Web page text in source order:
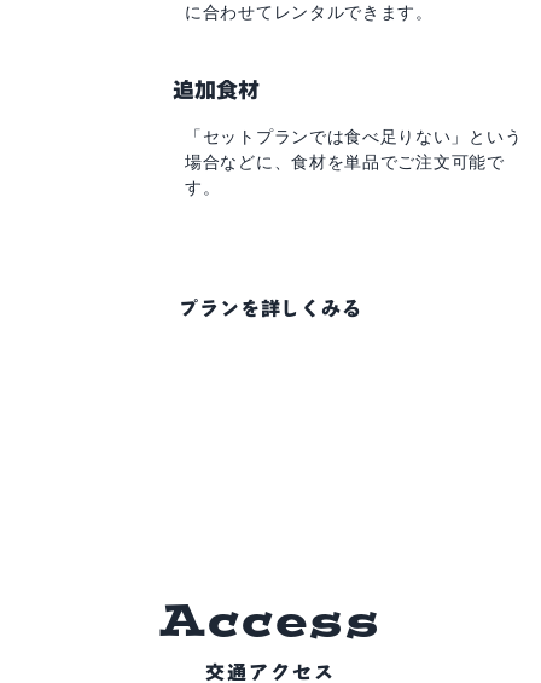
に合わせてレンタルできます。
追加食材
「セットプランでは食べ足りない」
という
場合などに、食材を単品でご注文可能で
す。
プランを詳しくみる
Access
交通アクセス